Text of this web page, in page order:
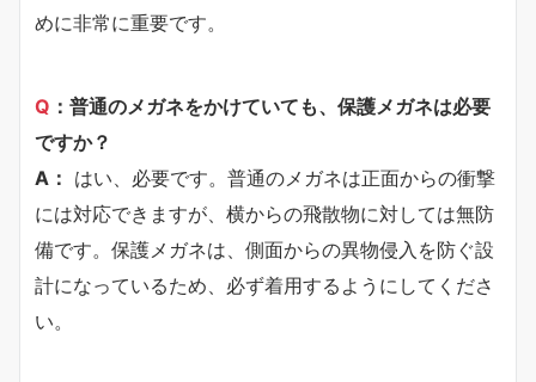
めに非常に重要です。
Q ：普通のメガネをかけていても、保護メガネは必要
ですか？
A： はい、必要です。普通のメガネは正面からの衝撃
には対応できますが、横からの飛散物に対しては無防
備です。保護メガネは、側面からの異物侵入を防ぐ設
計になっているため、必ず着用するようにしてくださ
い。